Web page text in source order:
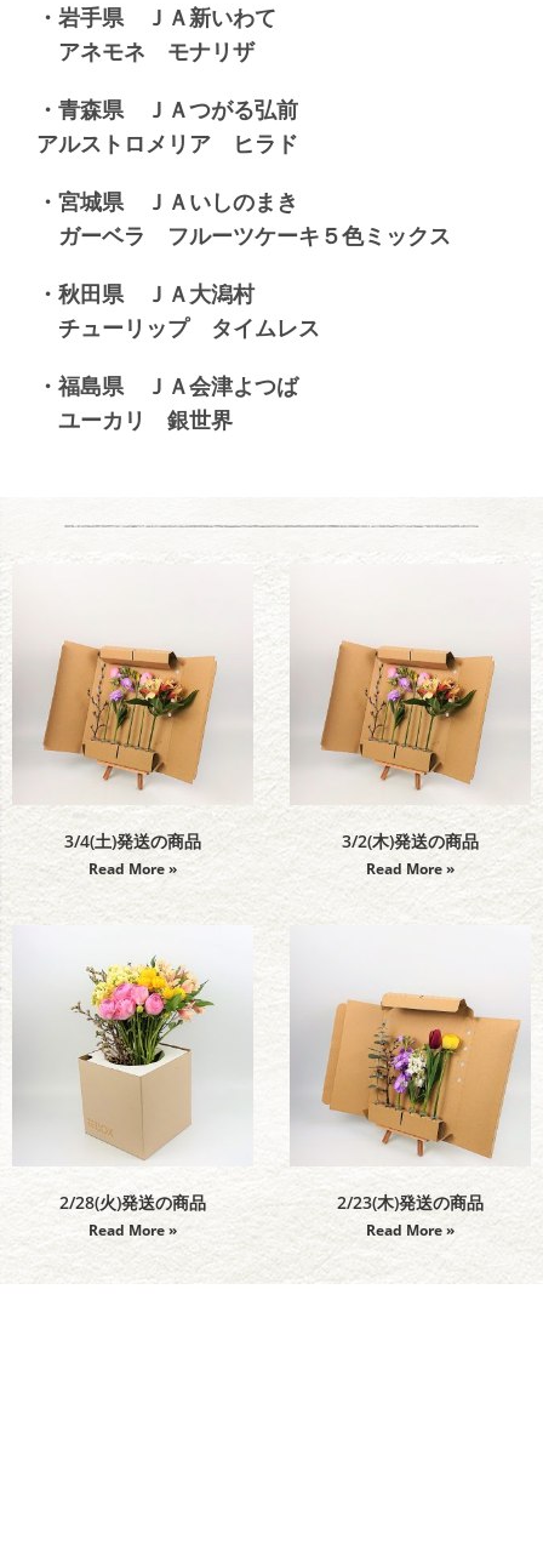
・岩手県 ＪＡ新いわて
アネモネ モナリザ
・青森県 ＪＡつがる弘前
アルストロメリア ヒラド
・宮城県 ＪＡいしのまき
ガーベラ フルーツケーキ５色ミックス
・秋田県 ＪＡ大潟村
チューリップ タイムレス
・福島県 ＪＡ会津よつば
ユーカリ 銀世界
3/4(土)発送の商品
Read More »
3/2(木)発送の商品
Read More »
2/28(火)発送の商品
Read More »
2/23(木)発送の商品
Read More »